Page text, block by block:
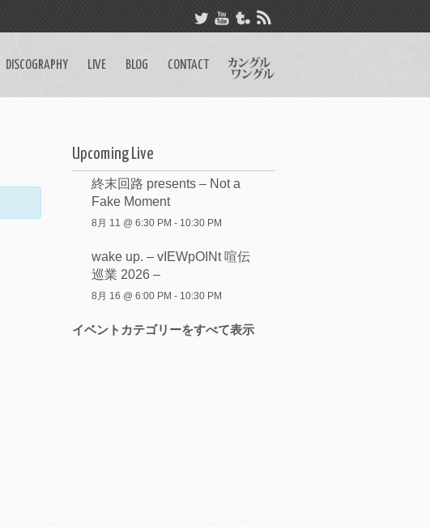
DISCOGRAPHY LIVE BLOG CONTACT
Upcoming Live
終末回路 presents – Not a
Fake Moment
8月 11 @ 6:30 PM - 10:30 PM
wake up. – vIEWpOINt 喧伝
巡業 2026 –
8月 16 @ 6:00 PM - 10:30 PM
イベントカテゴリーをすべて表示